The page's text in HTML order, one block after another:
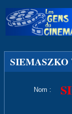
SIEMASZKO
Nom :